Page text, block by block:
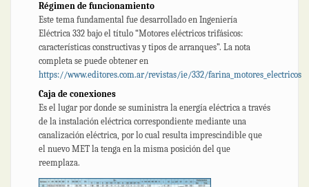
Régimen de funcionamiento
Este tema fundamental fue desarrollado en Ingeniería
Eléctrica 332 bajo el título “Motores eléctricos trifásicos:
características constructivas y tipos de arranques”. La nota
completa se puede obtener en
https://www.editores.com.ar/revistas/ie/332/farina_motores_electricos
Caja de conexiones
Es el lugar por donde se suministra la energía eléctrica a través
de la instalación eléctrica correspondiente mediante una
canalización eléctrica, por lo cual resulta imprescindible que
el nuevo MET la tenga en la misma posición del que
reemplaza.